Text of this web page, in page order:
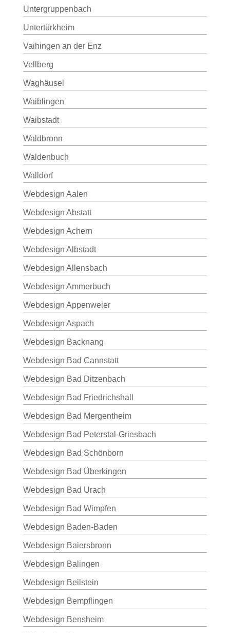
Untergruppenbach
Untertürkheim
Vaihingen an der Enz
Vellberg
Waghäusel
Waiblingen
Waibstadt
Waldbronn
Waldenbuch
Walldorf
Webdesign Aalen
Webdesign Abstatt
Webdesign Achern
Webdesign Albstadt
Webdesign Allensbach
Webdesign Ammerbuch
Webdesign Appenweier
Webdesign Aspach
Webdesign Backnang
Webdesign Bad Cannstatt
Webdesign Bad Ditzenbach
Webdesign Bad Friedrichshall
Webdesign Bad Mergentheim
Webdesign Bad Peterstal-Griesbach
Webdesign Bad Schönborn
Webdesign Bad Überkingen
Webdesign Bad Urach
Webdesign Bad Wimpfen
Webdesign Baden-Baden
Webdesign Baiersbronn
Webdesign Balingen
Webdesign Beilstein
Webdesign Bempflingen
Webdesign Bensheim